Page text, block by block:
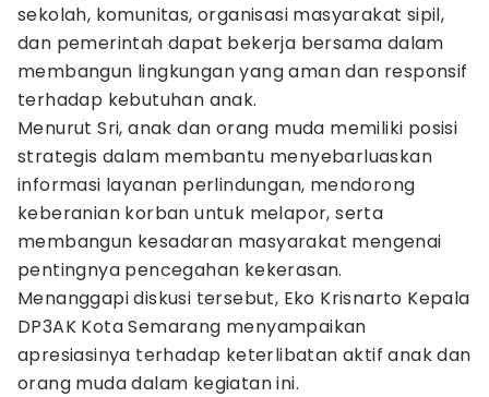
sekolah, komunitas, organisasi masyarakat sipil,
dan pemerintah dapat bekerja bersama dalam
membangun lingkungan yang aman dan responsif
terhadap kebutuhan anak.
Menurut Sri, anak dan orang muda memiliki posisi
strategis dalam membantu menyebarluaskan
informasi layanan perlindungan, mendorong
keberanian korban untuk melapor, serta
membangun kesadaran masyarakat mengenai
pentingnya pencegahan kekerasan.
Menanggapi diskusi tersebut, Eko Krisnarto Kepala
DP3AK Kota Semarang menyampaikan
apresiasinya terhadap keterlibatan aktif anak dan
orang muda dalam kegiatan ini.